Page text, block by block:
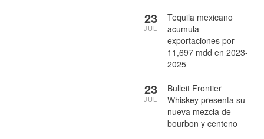
Tequila mexicano
acumula
exportaciones por
11,697 mdd en 2023-
2025
23
JUL
Bulleit Frontier
Whiskey presenta su
nueva mezcla de
bourbon y centeno
23
JUL